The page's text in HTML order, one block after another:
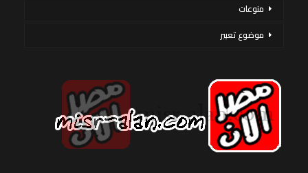
منوعات
موضوع تعبير